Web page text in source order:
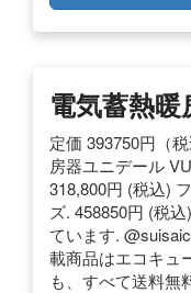
電気蓄熱
定価 393750円（
房器ユニデール
318,800円 (税込)
ズ. 458850円 (税
ています.
載商品はエコキュ
も、すべて送料無